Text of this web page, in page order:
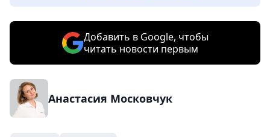
Добавить в Google, чтобы
читать новости первым
Анастасия Московчук